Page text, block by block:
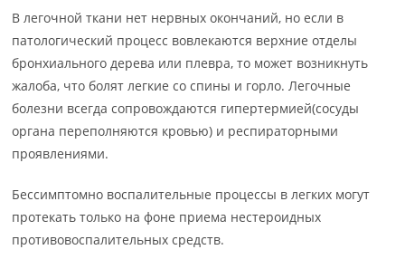
В легочной ткани нет нервных окончаний, но если в
патологический процесс вовлекаются верхние отделы
бронхиального дерева или плевра, то может возникнуть
жалоба, что болят легкие со спины и горло. Легочные
болезни всегда сопровождаются гипертермией(сосуды
органа переполняются кровью) и респираторными
проявлениями.
Бессимптомно воспалительные процессы в легких могут
протекать только на фоне приема нестероидных
противовоспалительных средств.